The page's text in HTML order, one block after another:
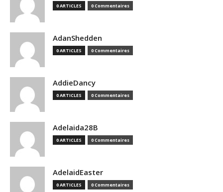
0 ARTICLES 0 Commentaires
AdanShedden
0 ARTICLES 0 Commentaires
AddieDancy
0 ARTICLES 0 Commentaires
Adelaida28B
0 ARTICLES 0 Commentaires
AdelaidEaster
0 ARTICLES 0 Commentaires